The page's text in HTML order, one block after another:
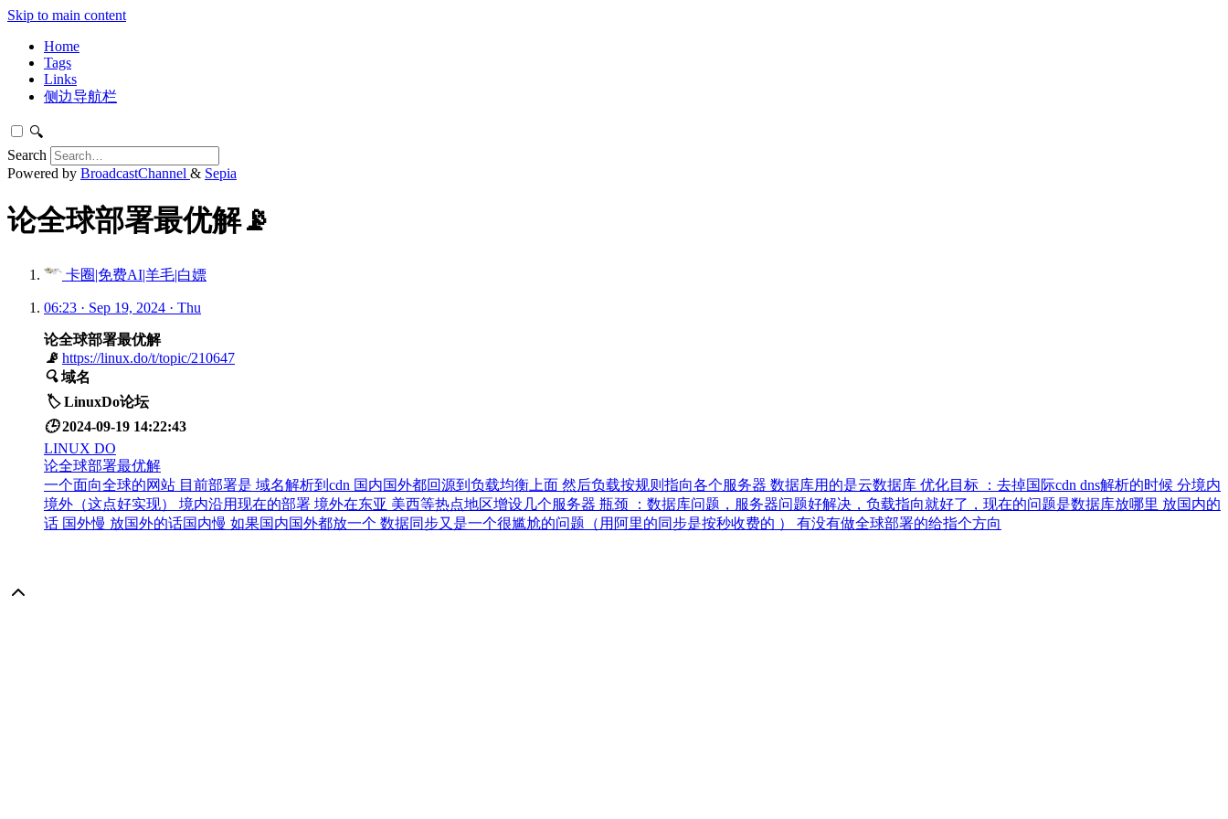
Skip to main content
Home
Tags
Links
侧边导航栏
🔍
Search
Powered by BroadcastChannel & Sepia
论全球部署最优解📡
卡圈|免费AI|羊毛|白嫖
06:23 · Sep 19, 2024 · Thu
论全球部署最优解
📡 https://linux.do/t/topic/210647
🔍 域名
🏷️ LinuxDo论坛
🕒 2024-09-19 14:22:43
LINUX DO
论全球部署最优解
一个面向全球的网站 目前部署是 域名解析到cdn 国内国外都回源到负载均衡上面 然后负载按规则指向各个服务器 数据库用的是云数据库 优化目标 ：去掉国际cdn dns解析的时候 分境内
境外（这点好实现） 境内沿用现在的部署 境外在东亚 美西等热点地区增设几个服务器 瓶颈 ：数据库问题，服务器问题好解决，负载指向就好了，现在的问题是数据库放哪里 放国内的
话 国外慢 放国外的话国内慢 如果国内国外都放一个 数据同步又是一个很尴尬的问题（用阿里的同步是按秒收费的 ） 有没有做全球部署的给指个方向